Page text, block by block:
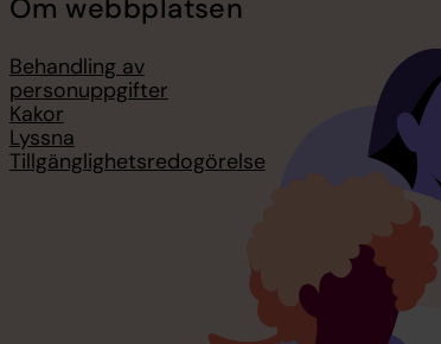
Om webbplatsen
Behandling av
personuppgifter
Kakor
Lyssna
Tillgänglighetsredogörelse